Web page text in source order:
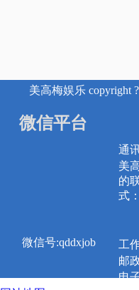
美高梅娱乐
微信平台
微信号:qddxjob
通
美
的
式：
工
邮
电